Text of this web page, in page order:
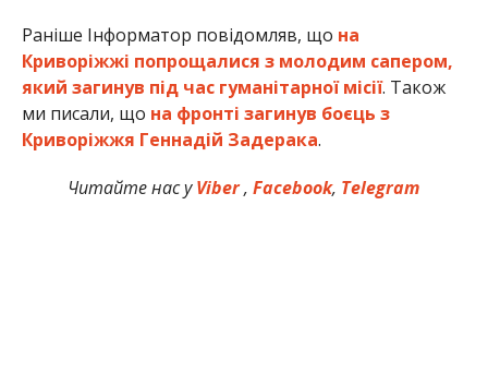
Раніше Інформатор повідомляв, що на
Криворіжжі попрощалися з молодим сапером,
який загинув під час гуманітарної місії. Також
ми писали, що на фронті загинув боєць з
Криворіжжя Геннадій Задерака.
Читайте нас уViber,Facebook, Telegram